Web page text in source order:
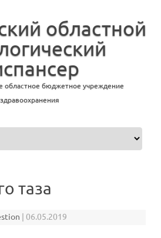
областной
областное бюджетное учреждение
здравоохранения
таза
| 06.05.2019